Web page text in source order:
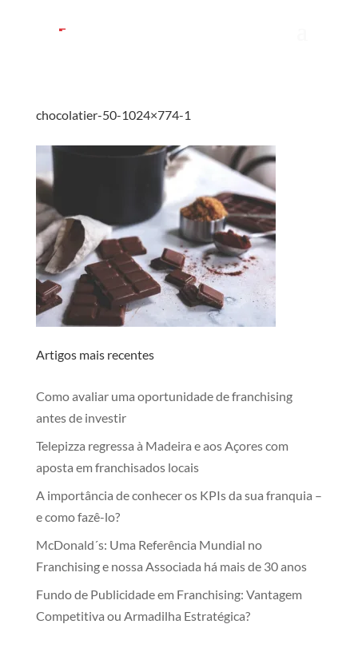
chocolatier-50-1024×774-1
Artigos mais recentes
Como avaliar uma oportunidade de franchising
antes de investir
Telepizza regressa à Madeira e aos Açores com
aposta em franchisados locais
A importância de conhecer os KPIs da sua franquia –
e como fazê-lo?
McDonald´s: Uma Referência Mundial no
Franchising e nossa Associada há mais de 30 anos
Fundo de Publicidade em Franchising: Vantagem
Competitiva ou Armadilha Estratégica?